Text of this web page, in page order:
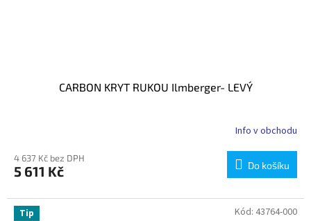
CARBON KRYT RUKOU Ilmberger- LEVÝ
Info v obchodu
4 637 Kč bez DPH
5 611 Kč Do košíku
Tip Kód: 43764-000